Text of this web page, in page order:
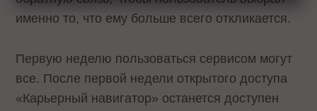
именно то, что ему больше всего откликается.
Первую неделю пользоваться сервисом могут
все. После первой недели открытого доступа
«Карьерный навигатор» останется доступен